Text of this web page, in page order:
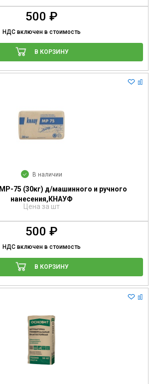
500 ₽
НДС включен в стоимость
В КОРЗИНУ
В наличии
75 (30кг) д/машинного и ручного
нанесения,КНАУФ
Цена за шт
500 ₽
НДС включен в стоимость
В КОРЗИНУ